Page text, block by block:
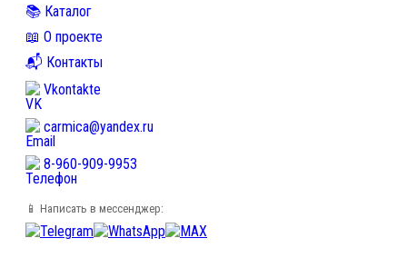
📚 Каталог
📖 О проекте
📬 Контакты
Vkontakte
carmica@yandex.ru
8-960-909-9953
📱 Написать в мессенджер: